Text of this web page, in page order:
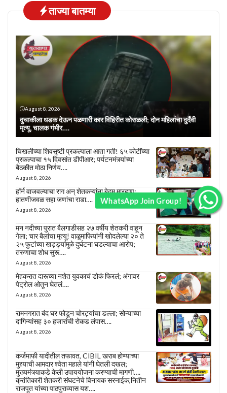
ताज्या बातम्या
August 8, 2026
दुचाकीला धडक देऊन पळणारी कार विहिरीत कोसळली; दोन महिलांचा दुर्दैवी
मृत्यू, चालक गंभीर….
चिखलीच्या शिवसृष्टी प्रकल्पाला आता गती! ६५ कोटींच्या
प्रकल्पाचा १५ दिवसांत डीपीआर; पर्यटनमंत्र्यांच्या
बैठकीत मोठा निर्णय….
August 8, 2026
हॉर्न वाजवल्याचा राग अन् शेतकऱ्यांना बेदम मारहाण;
हातणीजवळ सहा जणांचा राडा….
August 8, 2026
मन नदीच्या पुरात बैलगाडीसह २७ वर्षीय शेतकरी वाहून
गेला; चार बैलांचा मृत्यू! वाळूमाफियांनी खोदलेल्या २० ते
२५ फुटांच्या खड्ड्यांमुळे दुर्घटना घडल्याचा आरोप;
तरुणाचा शोध सुरू….
August 8, 2026
मेहकरात दारूच्या नशेत युवकाचं डोकं फिरलं; अंगावर
पेट्रोल ओतून घेतलं….
August 8, 2026
रामनगरात बंद घर फोडून चोरट्यांचा डल्ला; सोन्याच्या
दागिन्यांसह ३० हजारांची रोकड लंपास….
August 8, 2026
कर्जमाफी यादीतील तफावत, CIBIL खराब होण्याच्या
मुद्द्याची आमदार श्वेता महाले यांनी घेतली दखल;
मुख्यमंत्र्याकडे केली उपाययोजना करण्याची मागणी….
क्रांतिकारी शेतकरी संघटनेचे विनायक सरनाईक,नितीन
राजपूत यांच्या पाठपुराव्यास यश….
WhatsApp Join Group!